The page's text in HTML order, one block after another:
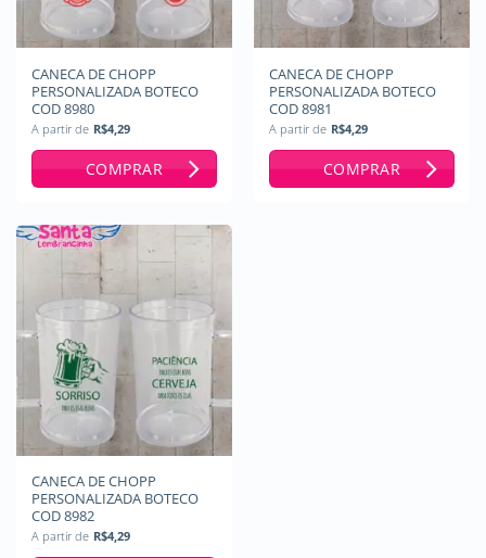
CANECA DE CHOPP
PERSONALIZADA BOTECO
COD 8980
A partir de R$4,29
COMPRAR
CANECA DE CHOPP
PERSONALIZADA BOTECO
COD 8981
A partir de R$4,29
COMPRAR
CANECA DE CHOPP
PERSONALIZADA BOTECO
COD 8982
A partir de R$4,29